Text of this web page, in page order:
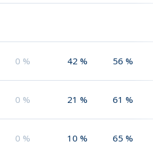
0 % 42 % 56 %
0 % 21 % 61 %
0 % 10 % 65 %